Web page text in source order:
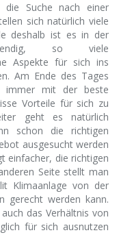
Suche nach einer
sich natürlich viele
deshalb ist es in der
so viele
Aspekte für sich ins
Am Ende des Tages
immer mit der beste
Vorteile für sich zu
geht es natürlich
schon die richtigen
ausgesucht werden
einfacher, die richtigen
Seite stellt man
Klimaanlage von der
gerecht werden kann.
das Verhältnis von
für sich ausnutzen